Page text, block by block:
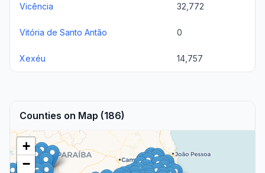
Vicência 32,772
Vitória de Santo Antão 0
Xexéu 14,757
Counties on Map (186)
+
−